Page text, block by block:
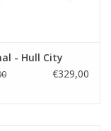
- Hull City
€329,00